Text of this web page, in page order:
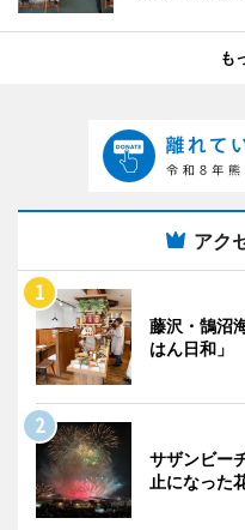
も
アク
藤沢・鵠沼
はん日和」
サザンビー
止になった